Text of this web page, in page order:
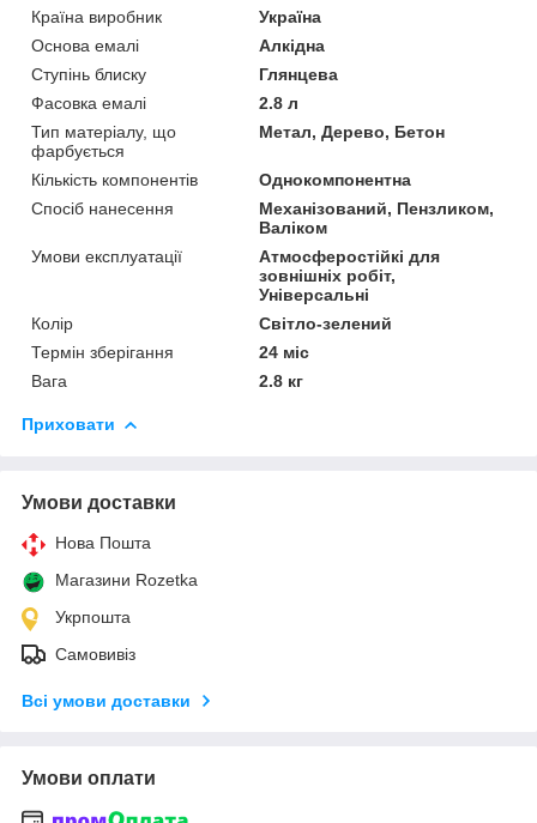
Країна виробник
Україна
Основа емалі
Алкідна
Ступінь блиску
Глянцева
Фасовка емалі
2.8 л
Тип матеріалу, що
фарбується
Метал, Дерево, Бетон
Кількість компонентів
Однокомпонентна
Спосіб нанесення
Механізований, Пензликом,
Валіком
Умови експлуатації
Атмосферостійкі для
зовнішніх робіт,
Універсальні
Колір
Світло-зелений
Термін зберігання
24 міс
Вага
2.8 кг
Приховати
Умови доставки
Нова Пошта
Магазини Rozetka
Укрпошта
Самовивіз
Всі умови доставки
Умови оплати